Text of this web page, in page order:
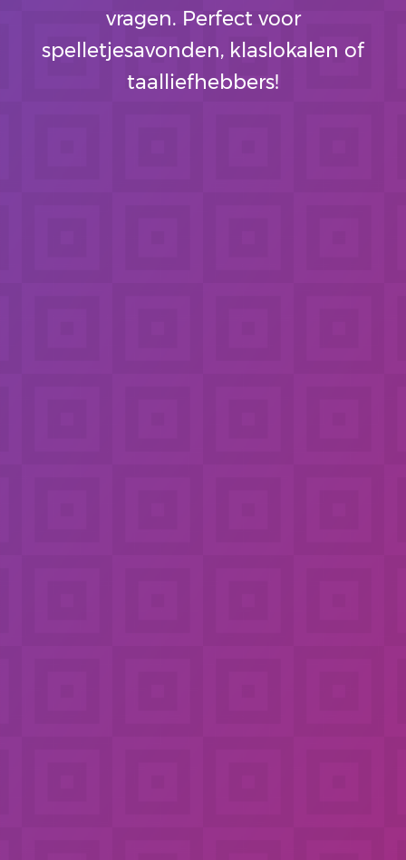
vragen. Perfect voor
spelletjesavonden, klaslokalen of
taalliefhebbers!